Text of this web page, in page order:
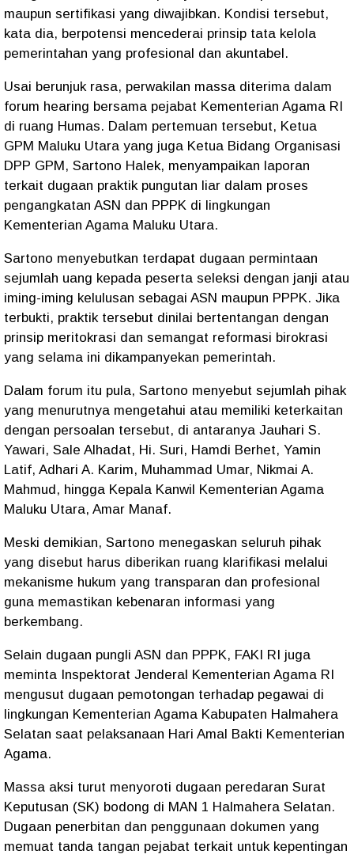
maupun sertifikasi yang diwajibkan. Kondisi tersebut,
kata dia, berpotensi mencederai prinsip tata kelola
pemerintahan yang profesional dan akuntabel.
Usai berunjuk rasa, perwakilan massa diterima dalam
forum hearing bersama pejabat Kementerian Agama RI
di ruang Humas. Dalam pertemuan tersebut, Ketua
GPM Maluku Utara yang juga Ketua Bidang Organisasi
DPP GPM, Sartono Halek, menyampaikan laporan
terkait dugaan praktik pungutan liar dalam proses
pengangkatan ASN dan PPPK di lingkungan
Kementerian Agama Maluku Utara.
Sartono menyebutkan terdapat dugaan permintaan
sejumlah uang kepada peserta seleksi dengan janji atau
iming-iming kelulusan sebagai ASN maupun PPPK. Jika
terbukti, praktik tersebut dinilai bertentangan dengan
prinsip meritokrasi dan semangat reformasi birokrasi
yang selama ini dikampanyekan pemerintah.
Dalam forum itu pula, Sartono menyebut sejumlah pihak
yang menurutnya mengetahui atau memiliki keterkaitan
dengan persoalan tersebut, di antaranya Jauhari S.
Yawari, Sale Alhadat, Hi. Suri, Hamdi Berhet, Yamin
Latif, Adhari A. Karim, Muhammad Umar, Nikmai A.
Mahmud, hingga Kepala Kanwil Kementerian Agama
Maluku Utara, Amar Manaf.
Meski demikian, Sartono menegaskan seluruh pihak
yang disebut harus diberikan ruang klarifikasi melalui
mekanisme hukum yang transparan dan profesional
guna memastikan kebenaran informasi yang
berkembang.
Selain dugaan pungli ASN dan PPPK, FAKI RI juga
meminta Inspektorat Jenderal Kementerian Agama RI
mengusut dugaan pemotongan terhadap pegawai di
lingkungan Kementerian Agama Kabupaten Halmahera
Selatan saat pelaksanaan Hari Amal Bakti Kementerian
Agama.
Massa aksi turut menyoroti dugaan peredaran Surat
Keputusan (SK) bodong di MAN 1 Halmahera Selatan.
Dugaan penerbitan dan penggunaan dokumen yang
memuat tanda tangan pejabat terkait untuk kepentingan